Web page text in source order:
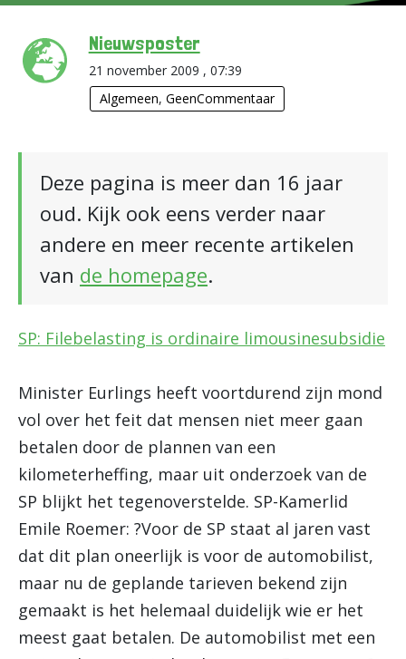
Nieuwsposter
21 november 2009 , 07:39
Algemeen, GeenCommentaar
Deze pagina is meer dan 16 jaar
oud. Kijk ook eens verder naar
andere en meer recente artikelen
van de homepage.
SP: Filebelasting is ordinaire limousinesubsidie
Minister Eurlings heeft voortdurend zijn mond
vol over het feit dat mensen niet meer gaan
betalen door de plannen van een
kilometerheffing, maar uit onderzoek van de
SP blijkt het tegenoverstelde. SP-Kamerlid
Emile Roemer: ?Voor de SP staat al jaren vast
dat dit plan oneerlijk is voor de automobilist,
maar nu de geplande tarieven bekend zijn
gemaakt is het helemaal duidelijk wie er het
meest gaat betalen. De automobilist met een